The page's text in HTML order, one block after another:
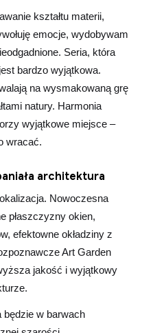
kształtu materii,
emocje, wydobywam
Seria, która
bardzo wyjątkowa.
na wysmakowaną grę
natury. Harmonia
wyjątkowe miejsce –
wracać.
architektura
Nowoczesna
płaszczyzny okien,
efektowne okładziny z
Art Garden
jakość i wyjątkowy
w barwach